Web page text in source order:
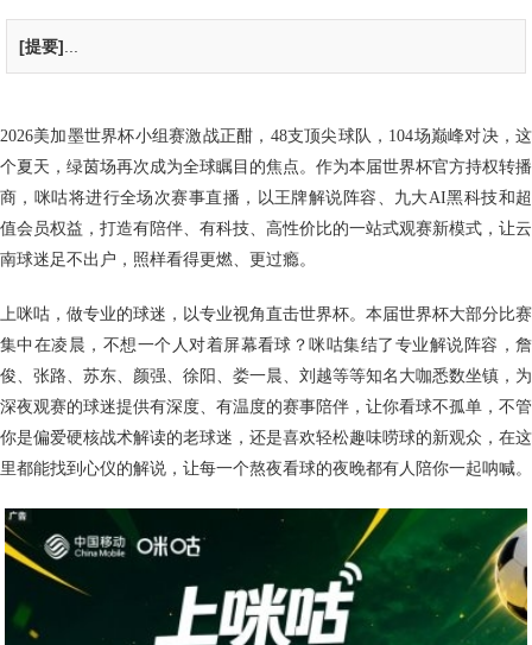
[提要]
2026美加墨世界杯小组赛激战正酣，48支顶尖球队，104场巅峰对决，这
个夏天，绿茵场再次成为全球瞩目的焦点。作为本届世界杯官方持权转播
商，咪咕将进行全场次赛事直播，以王牌解说阵容、九大AI黑科技和超
值会员权益，打造有陪伴、有科技、高性价比的一站式观赛新模式，让云
南球迷足不出户，照样看得更燃、更过瘾。
上咪咕，做专业的球迷，以专业视角直击世界杯。本届世界杯大部分比赛
集中在凌晨，不想一个人对着屏幕看球？咪咕集结了专业解说阵容，詹
俊、张路、苏东、颜强、徐阳、娄一晨、刘越等等知名大咖悉数坐镇，为
深夜观赛的球迷提供有深度、有温度的赛事陪伴，让你看球不孤单，不管
你是偏爱硬核战术解读的老球迷，还是喜欢轻松趣味唠球的新观众，在这
里都能找到心仪的解说，让每一个熬夜看球的夜晚都有人陪你一起呐喊。